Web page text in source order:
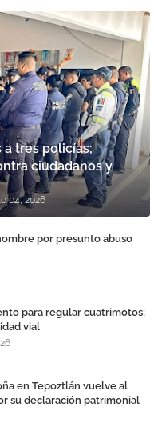
a tres policías;
ciudadanos y
04, 2026
por presunto abuso
para regular cuatrimotos;
vial
en Tepoztlán vuelve al
su declaración patrimonial